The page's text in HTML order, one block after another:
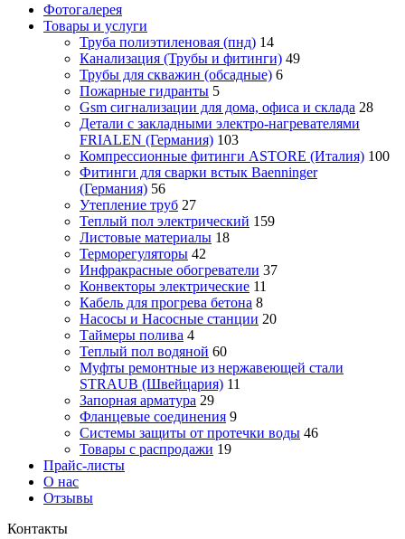
Фотогалерея
Товары и услуги
Труба полиэтиленовая (пнд) 14
Канализация (Трубы и фитинги) 49
Трубы для скважин (обсадные) 6
Пожарные гидранты 5
Gsm сигнализации для дома, офиса и склада 28
Детали с закладными электро-нагревателями
FRIALEN (Германия) 103
Компрессионные фитинги ASTORE (Италия) 100
Фитинги для сварки встык Baenninger
(Германия) 56
Утепление труб 27
Теплый пол электрический 159
Листовые материалы 18
Терморегуляторы 42
Инфракрасные обогреватели 37
Конвекторы электрические 11
Кабель для прогрева бетона 8
Насосы и Насосные станции 20
Таймеры полива 4
Теплый пол водяной 60
Муфты ремонтные из нержавеющей стали
STRAUB (Швейцария) 11
Запорная арматура 29
Фланцевые соединения 9
Системы защиты от протечки воды 46
Товары с распродажи 19
Прайс-листы
О нас
Отзывы
Контакты